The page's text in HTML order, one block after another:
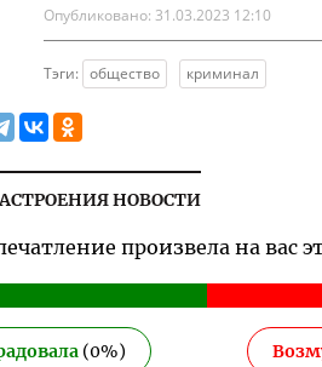
Опубликовано: 31.03.2023 12:10
Тэги: общество криминал
НОВОСТИ
произвела на вас
(0%)